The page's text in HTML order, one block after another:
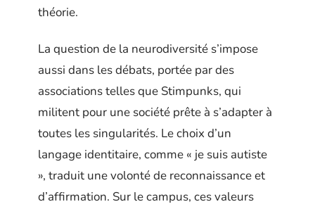
théorie.
La question de la neurodiversité s’impose
aussi dans les débats, portée par des
associations telles que Stimpunks, qui
militent pour une société prête à s’adapter à
toutes les singularités. Le choix d’un
langage identitaire, comme « je suis autiste
», traduit une volonté de reconnaissance et
d’affirmation. Sur le campus, ces valeurs